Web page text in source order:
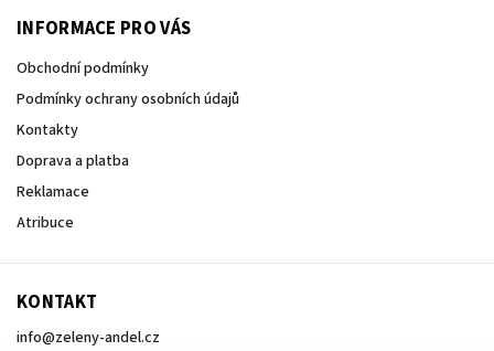
INFORMACE PRO VÁS
Obchodní podmínky
Podmínky ochrany osobních údajů
Kontakty
Doprava a platba
Reklamace
Atribuce
KONTAKT
info@zeleny-andel.cz